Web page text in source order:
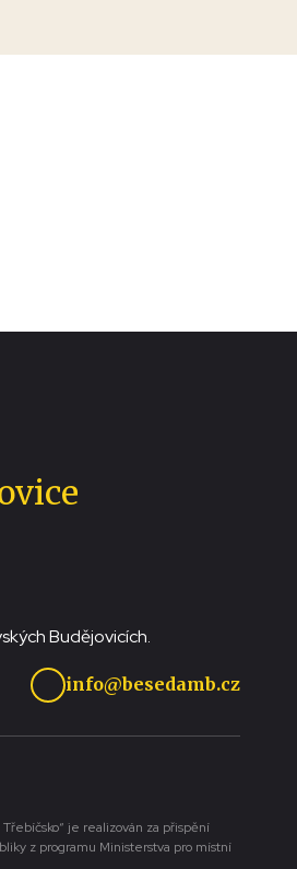
Budějovicích.
info@besedamb.cz
je realizován za přispění
z programu Ministerstva pro místní